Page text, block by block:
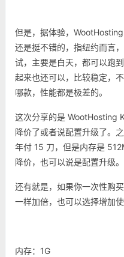
但是，据体验，
还是挺不错的，指纽约而言
试，主要是白天，都可以跑
起来也还可以，比较稳定，
哪款，性能都是极差的。
这次分享的是 WootHosting
降价了或者说配置升级了。
年付 15 刀，但是内存是
降价，也可以说是配置升级。
还有就是，如果你一次性购
一样加倍，也可以选择增加使
内存：1G